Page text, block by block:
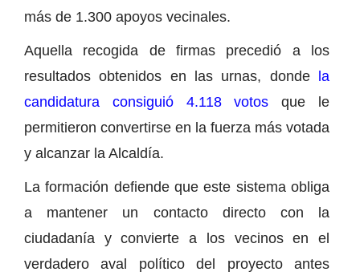
más de 1.300 apoyos vecinales.
Aquella recogida de firmas precedió a los
resultados obtenidos en las urnas, donde la
candidatura consiguió 4.118 votos que le
permitieron convertirse en la fuerza más votada
y alcanzar la Alcaldía.
La formación defiende que este sistema obliga
a mantener un contacto directo con la
ciudadanía y convierte a los vecinos en el
verdadero aval político del proyecto antes